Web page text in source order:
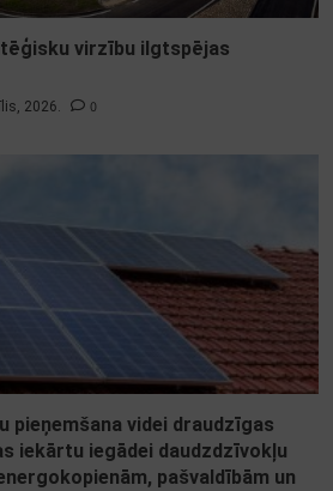
virzību ilgtspējas
2026. 0
pieņemšana videi draudzīgas
iekārtu iegādei daudzdzīvokļu
pašvaldībām un